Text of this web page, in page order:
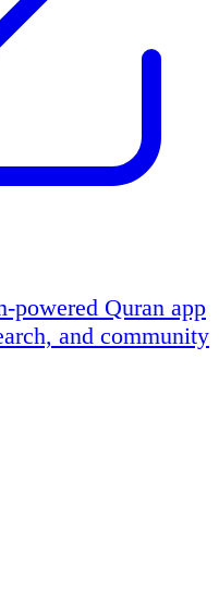
powered Quran app
and community